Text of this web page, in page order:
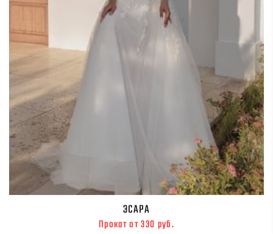
ЭСАРА
Прокат от 330 руб.